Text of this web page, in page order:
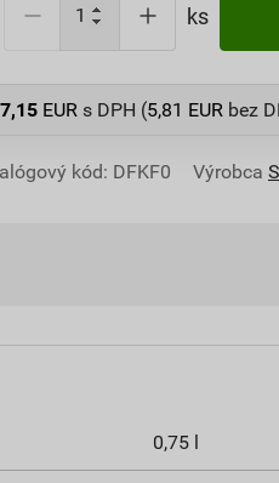
ks
7,15 EUR s DPH (5,81 EUR bez
kód: DFKF0 Výrobca
0,75 l